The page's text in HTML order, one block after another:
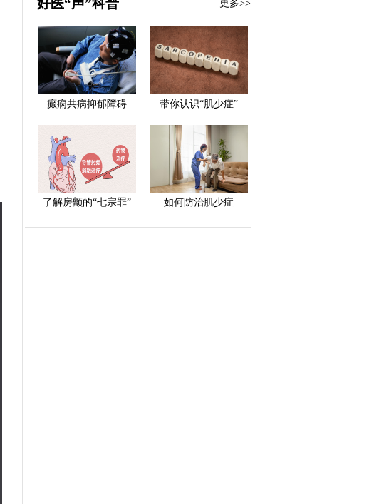
好医“声”科普 更多>>
癫痫共病抑郁障碍 带你认识“肌少症”
了解房颤的“七宗罪” 如何防治肌少症